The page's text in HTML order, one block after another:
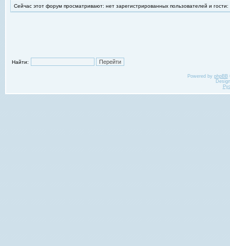
Сейчас этот форум просматривают: нет зарегистрированных пользователей и гости:
Найти:
Powered by phpBB